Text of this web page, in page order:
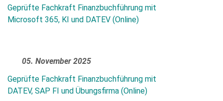
Geprüfte Fachkraft Finanzbuchführung mit
Microsoft 365, KI und DATEV (Online)
05. November 2025
Geprüfte Fachkraft Finanzbuchführung mit
DATEV, SAP FI und Übungsfirma (Online)